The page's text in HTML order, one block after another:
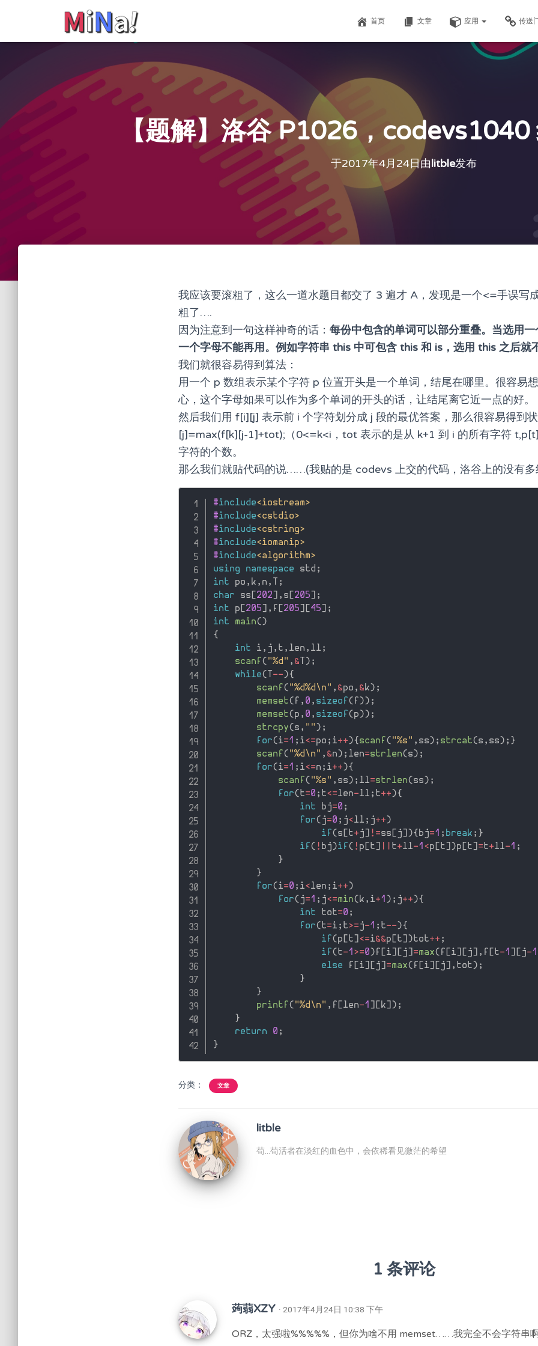
首页 文章 应用 传送
【题解】洛谷 P1026，codevs1040
于2017年4月24日由litble发布
我应该要滚粗了，这么一道水题目都交了 3 遍才 A，发现是一个<=手误写
粗了….
因为注意到一句这样神奇的话： 每份中包含的单词可以部分重叠。当选用
一个字母不能再用。例如字符串 this 中可包含 this 和 is，选用 this 之后就
我们就很容易得到算法：
用一个 p 数组表示某个字符 p 位置开头是一个单词，结尾在哪里。很容易
心，这个字母如果可以作为多个单词的开头的话，让结尾离它近一点的好。
然后我们用 f[i][j] 表示前 i 个字符划分成 j 段的最优答案，那么很容易得到
[j]=max(f[k][j-1]+tot);（0<=k<i，tot 表示的是从 k+1 到 i 的所有字符
字符的个数。
那么我们就贴代码的说……(我贴的是 codevs 上交的代码，洛谷上的没有多
#include<iostream>
#include<cstdio>
#include<cstring>
#include<iomanip>
#include<algorithm>
using
namespace std ;
int po , k , n , T ;
char ss [202] , s [205] ;
int p [205] , f [205] [45] ;
int
main()
{
int i , j , t , len , ll ;
scanf ( "%d" , & T ) ;
while( T --){
scanf ( "%d%d\n" , &po , &k) ;
memset( f , 0 , sizeof ( f )) ;
memset(p , 0 , sizeof (p)) ;
strcpy(s , "" ) ;
for(i=1 ; i<=po ; i++){scanf ( "%s" , ss) ; strcat(s , ss) ; }
scanf ( "%d\n" , &n) ; len=strlen(s) ;
for(i=1 ; i<=n ; i++){
scanf ( "%s" , ss) ; ll=strlen(ss) ;
for(t=0 ; t<=len-ll ; t++){
int bj=0 ;
for( j=0 ; j<ll ; j++)
if (s [t+ j] !=ss [ j] ){bj=1 ; break ; }
if ( ! bj)if ( ! p [t] || t+ll-1 <p [t] )p [t] =t+ll-1 ;
}
}
for(i=0 ; i<len ; i++)
for( j=1 ; j<=min(k , i+1 ) ; j++){
int tot=0 ;
for(t=i ; t>= j-1 ; t--){
if (p [t] <=i&&p [t] )tot++ ;
if (t-1 >=0) f [i] [ j] =max( f [i] [ j] , f [t-1 ] [ j-1
else f [i] [ j] =max( f [i] [ j] , tot) ;
}
}
printf ( "%d\n" , f [len-1 ] [k] ) ;
}
return
0 ;
}
分类： 文章
litble
苟...苟活者在淡红的血色中，会依稀看见微茫的希望
1 条评论
蒟蒻XZY · 2017年4月24日 10:38 下午
ORZ，太强啦%%%%%，但你为啥不用 memset……我完全不会字符串